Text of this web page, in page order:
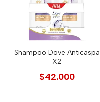
Shampoo Dove Anticaspa
X2
$42.000